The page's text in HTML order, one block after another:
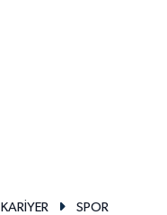
KARİYER
SPOR